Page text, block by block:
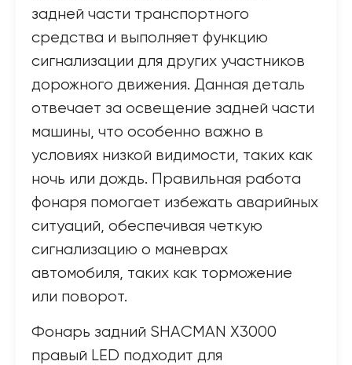
задней части транспортного
средства и выполняет функцию
сигнализации для других участников
дорожного движения. Данная деталь
отвечает за освещение задней части
машины, что особенно важно в
условиях низкой видимости, таких как
ночь или дождь. Правильная работа
фонаря помогает избежать аварийных
ситуаций, обеспечивая четкую
сигнализацию о маневрах
автомобиля, таких как торможение
или поворот.
Фонарь задний SHACMAN X3000
правый LED подходит для